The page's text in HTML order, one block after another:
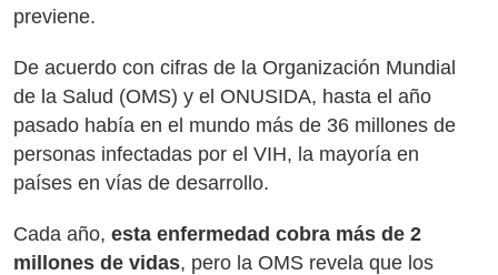
previene.
De acuerdo con cifras de la Organización Mundial
de la Salud (OMS) y el ONUSIDA, hasta el año
pasado había en el mundo más de 36 millones de
personas infectadas por el VIH, la mayoría en
países en vías de desarrollo.
Cada año, esta enfermedad cobra más de 2
millones de vidas, pero la OMS revela que los